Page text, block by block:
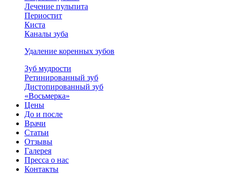
Лечение пульпита
Периостит
Киста
Каналы зуба
Удаление коренных зубов
Зуб мудрости
Ретинированный зуб
Дистопированный зуб
«Восьмерка»
Цены
До и после
Врачи
Статьи
Отзывы
Галерея
Пресса о нас
Контакты